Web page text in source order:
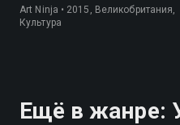
Art Ninja • 2015, Великобритания,
Культура
Ещё в жанре: